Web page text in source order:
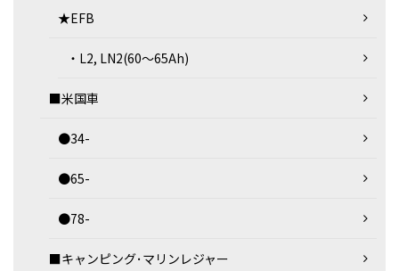
★EFB
・L2, LN2(60～65Ah)
■米国車
●34-
●65-
●78-
■キャンピング･マリンレジャー